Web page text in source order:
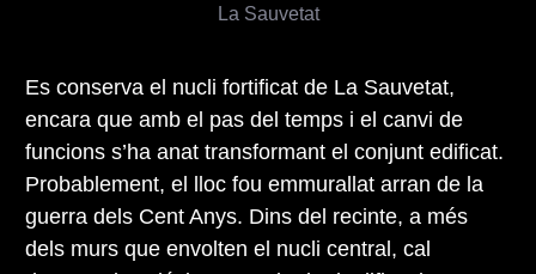
Es conserva el nucli fortificat de La Sauvetat,
encara que amb el pas del temps i el canvi de
funcions s’ha anat transformant el conjunt edificat.
Probablement, el lloc fou emmurallat arran de la
guerra dels Cent Anys. Dins del recinte, a més
dels murs que envolten el nucli central, cal
La Sauvetat